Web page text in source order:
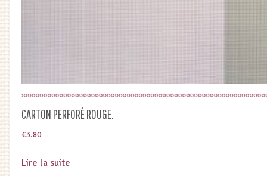
CARTON PERFORÉ ROUGE.
€3.80
Lire la suite